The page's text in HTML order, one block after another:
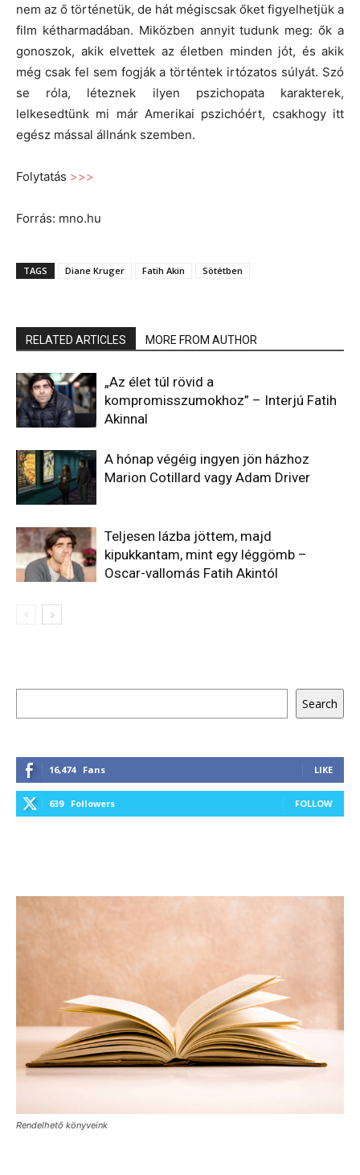
nem az ő történetük, de hát mégiscsak őket figyelhetjük a
film kétharmadában. Miközben annyit tudunk meg: ők a
gonoszok, akik elvettek az életben minden jót, és akik
még csak fel sem fogják a történtek irtózatos súlyát. Szó
se róla, léteznek ilyen pszichopata karakterek,
lelkesedtünk mi már Amerikai pszichóért, csakhogy itt
egész mással állnánk szemben.
Folytatás >>>
Forrás: mno.hu
TAGS Diane Kruger Fatih Akin Sötétben
RELATED ARTICLES MORE FROM AUTHOR
„Az élet túl rövid a
kompromisszumokhoz” – Interjú Fatih
Akinnal
A hónap végéig ingyen jön házhoz
Marion Cotillard vagy Adam Driver
Teljesen lázba jöttem, majd
kipukkantam, mint egy léggömb –
Oscar-vallomás Fatih Akintól
Search
16,474 Fans LIKE
639 Followers FOLLOW
Rendelhető könyveink